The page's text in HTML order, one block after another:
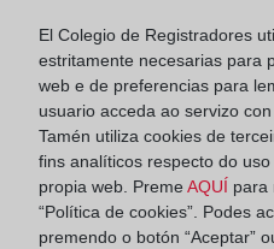
Operaciones
Finalmente, Acedo-Rico
vigor de la Ley
que muchas
evitarla o que, por el
hasta aclarar los nuevos
El Colegio de Registradores
estritamente necesarias para
web e de preferencias para
usuario acceda ao servizo
Tamén utiliza cookies de
fins analíticos respecto do
propia web. Preme AQUÍ para
“Política de cookies”. Podes
premendo o botón “Aceptar”